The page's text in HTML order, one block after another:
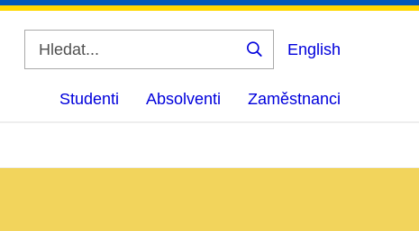
Vyhledat
English
Studenti Absolventi Zaměstnanci